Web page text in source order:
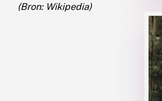
(Bron: Wikipedia)